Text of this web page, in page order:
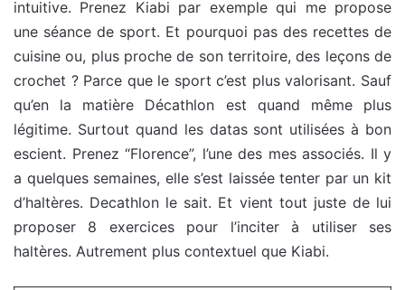
intuitive. Prenez Kiabi par exemple qui me propose
une séance de sport. Et pourquoi pas des recettes de
cuisine ou, plus proche de son territoire, des leçons de
crochet ? Parce que le sport c’est plus valorisant. Sauf
qu’en la matière Décathlon est quand même plus
légitime. Surtout quand les datas sont utilisées à bon
escient. Prenez “Florence”, l’une des mes associés. Il y
a quelques semaines, elle s’est laissée tenter par un kit
d’haltères. Decathlon le sait. Et vient tout juste de lui
proposer 8 exercices pour l’inciter à utiliser ses
haltères. Autrement plus contextuel que Kiabi.